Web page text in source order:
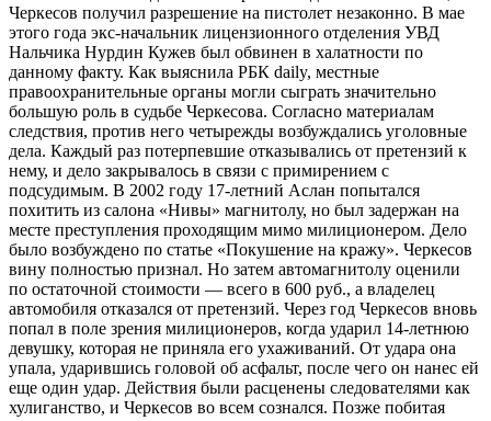
Черкесов получил разрешение на пистолет незаконно. В мае
этого года экс-начальник лицензионного отделения УВД
Нальчика Нурдин Кужев был обвинен в халатности по
данному факту. Как выяснила РБК daily, местные
правоохранительные органы могли сыграть значительно
большую роль в судьбе Черкесова. Согласно материалам
следствия, против него четырежды возбуждались уголовные
дела. Каждый раз потерпевшие отказывались от претензий к
нему, и дело закрывалось в связи с примирением с
подсудимым. В 2002 году 17-летний Аслан попытался
похитить из салона «Нивы» магнитолу, но был задержан на
месте преступления проходящим мимо милиционером. Дело
было возбуждено по статье «Покушение на кражу». Черкесов
вину полностью признал. Но затем автомагнитолу оценили
по остаточной стоимости — всего в 600 руб., а владелец
автомобиля отказался от претензий. Через год Черкесов вновь
попал в поле зрения милиционеров, когда ударил 14-летнюю
девушку, которая не приняла его ухаживаний. От удара она
упала, ударившись головой об асфальт, после чего он нанес ей
еще один удар. Действия были расценены следователями как
хулиганство, и Черкесов во всем сознался. Позже побитая